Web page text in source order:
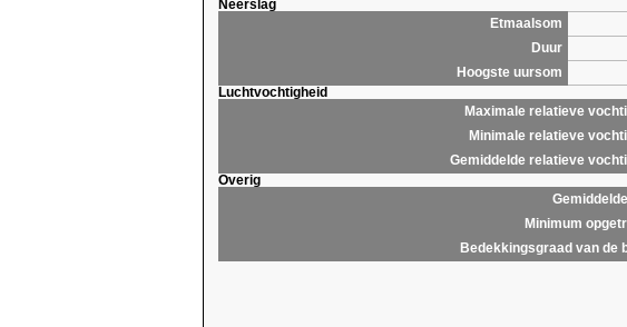
Neerslag
Etmaalsom
Duur
Hoogste uursom
Luchtvochtigheid
Maximale relatieve
Minimale relatieve
Gemiddelde relatieve
Overig
Minimum
Bedekkingsgraad van de